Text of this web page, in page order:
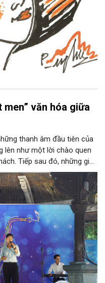
men” văn hóa giữa
thanh âm đầu tiên của
lên như một lời chào quen
Tiếp sau đó, những giai
cất lên qua phần biểu
các nghệ sĩ Bình Minh Jazz
giàu cảm xúc ngay giữa